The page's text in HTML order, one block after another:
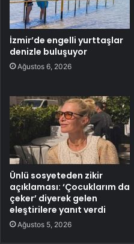
İzmir’de engelli yurttaşlar
denizle buluşuyor
Ağustos 6, 2026
Ünlü sosyeteden zikir
açıklaması: ‘Çocuklarım da
çeker’ diyerek gelen
eleştirilere yanıt verdi
Ağustos 5, 2026